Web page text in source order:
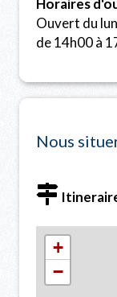
Horaires
Ouvert du
de 14h00 à
Nous
+
−